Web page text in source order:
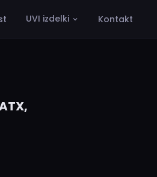
UVI izdelki Kontakt